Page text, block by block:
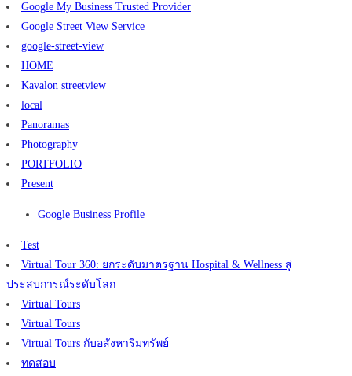
Google My Business Trusted Provider
Google Street View Service
google-street-view
HOME
Kavalon streetview
local
Panoramas
Photography
PORTFOLIO
Present
Google Business Profile
Test
Virtual Tour 360: ยกระดับมาตรฐาน Hospital & Wellness สู่
ประสบการณ์ระดับโลก
Virtual Tours
Virtual Tours
Virtual Tours กับอสังหาริมทรัพย์
ทดสอบ